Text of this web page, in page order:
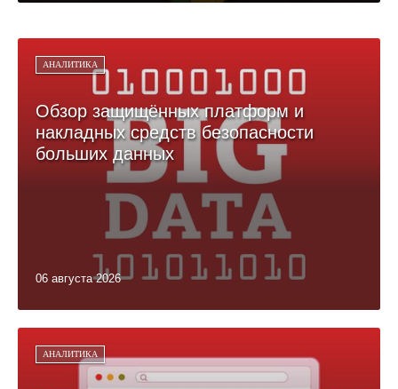
АНАЛИТИКА
Обзор защищённых платформ и
накладных средств безопасности
больших данных
06 августа 2026
АНАЛИТИКА